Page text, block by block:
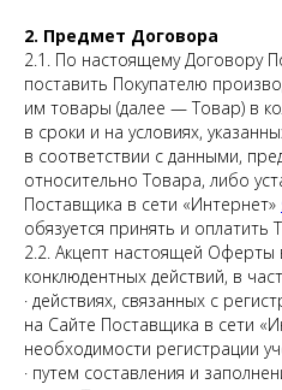
2. Предмет Договора
2.1. По настоящему Договору
поставить Покупателю
им товары (далее — Товар) в
в сроки и на условиях,
в соответствии с данными,
относительно Товара, либо
Поставщика в сети «Интернет»
обязуется принять и оплатить
2.2. Акцепт настоящей
конклюдентных действий, в
· действиях, связанных с
на Сайте Поставщика в сети
необходимости регистрации
· путем составления и